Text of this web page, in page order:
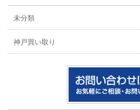
未分類
神戸買い取り